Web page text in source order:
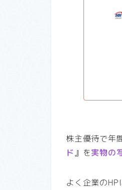
株主優待で年
ド』を実物の
よく企業の